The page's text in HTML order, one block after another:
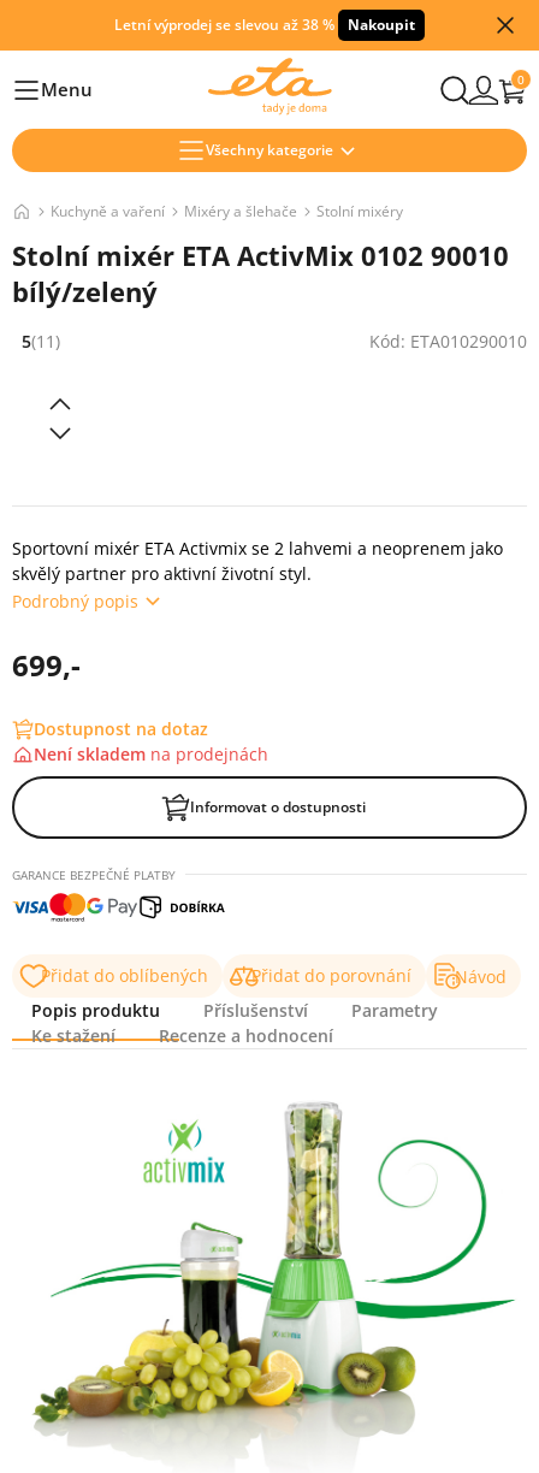
Letní výprodej se slevou až 38 % Nakoupit
HlavníMenu 0
Všechny kategorie
Kuchyně a vaření Mixéry a šlehače Stolní mixéry
Stolní mixér ETA ActivMix 0102 90010
bílý/zelený
Hodnocení: 5 z 5 (11 recenzí)
5(11) Kód: ETA010290010
Sportovní mixér ETA Activmix se 2 lahvemi a neoprenem jako
skvělý partner pro aktivní životní styl.
Podrobný popis
699,-
Dostupnost na dotaz
Není skladem na prodejnách
Informovat o dostupnosti
GARANCE BEZPEČNÉ PLATBY
Přidat do oblíbených Přidat do porovnání
Návod
Popis produktu
Příslušenství
Parametry
Ke stažení
Recenze a hodnocení